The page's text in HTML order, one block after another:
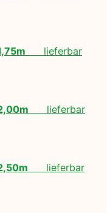
lieferbar
lieferbar
lieferbar